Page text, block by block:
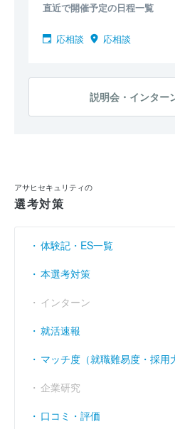
経常利益率 （％）
直近で開催予定の日程一覧
応相談 応相談
説明会・インター
アサヒセキュリティの
選考対策
体験記・ES一覧
本選考対策
インターン
就活速報
マッチ度（就職難易度・採用
企業研究
口コミ・評価